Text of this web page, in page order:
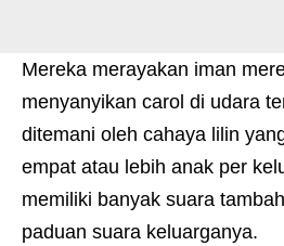
Mereka merayakan iman
menyanyikan carol di udara
ditemani oleh cahaya lilin
empat atau lebih anak per
memiliki banyak suara
paduan suara keluarganya.